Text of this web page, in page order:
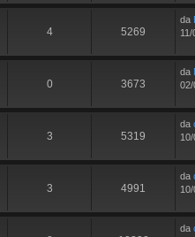
4 5269
da
0 3673
da
02/
3 5319
da
3 4991
da
da